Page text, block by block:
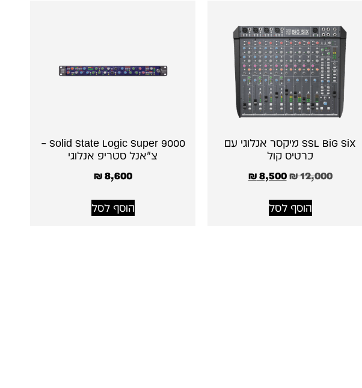
SSL BiG SiX מיקסר אנלוגי עם
כרטיס קול
₪12,000
₪8,500
הוסף לסל
Solid State Logic Super 9000 –
צ׳אנל סטריפ אנלוגי
₪8,600
הוסף לסל